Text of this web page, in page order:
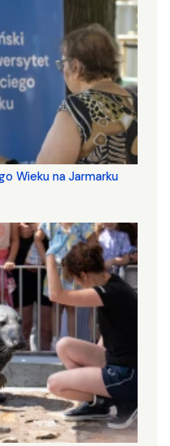
Wieku na Jarmarku